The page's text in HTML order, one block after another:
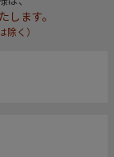
ます。
除く）